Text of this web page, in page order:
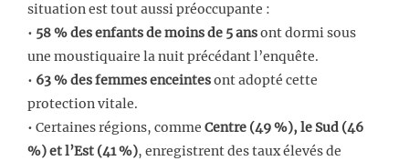
situation est tout aussi préoccupante :
• 58 % des enfants de moins de 5 ansont dormi sous
une moustiquaire la nuit précédant l’enquête.
• 63 % des femmes enceintesont adopté cette
protection vitale.
• Certaines régions, comme Centre (49 %), le Sud (46
%) et l’Est (41 %), enregistrent des taux élevés de